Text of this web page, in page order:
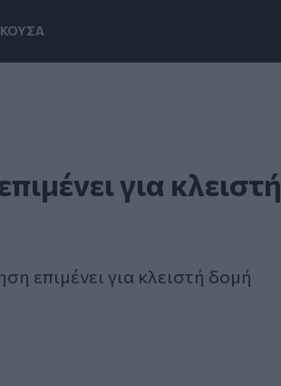
για κλειστή
επιμένει για κλειστή δομή